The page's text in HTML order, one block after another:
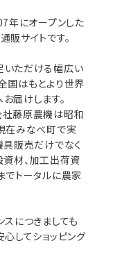
年にオープンした
販サイトです。
いただける幅広い
国はもとより世界
届けします。
社藤原農機は昭和
在みなべ町で実
具販売だけでなく
資材、加工出荷資
でトータルに農家
につきましても
してショッピング